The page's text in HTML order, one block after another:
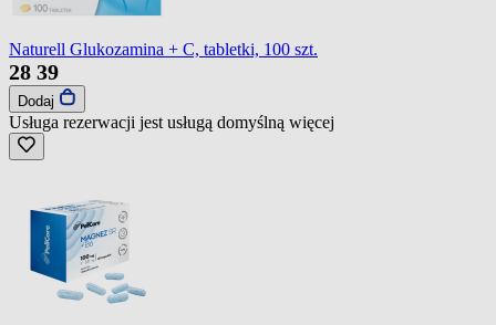
Naturell Glukozamina + C, tabletki, 100 szt.
28 39
Dodaj
Usługa rezerwacji jest usługą domyślną więcej